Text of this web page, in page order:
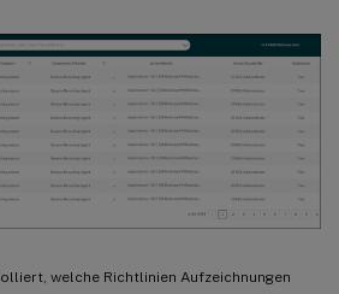
welche Richtlinien Aufzeichnungen